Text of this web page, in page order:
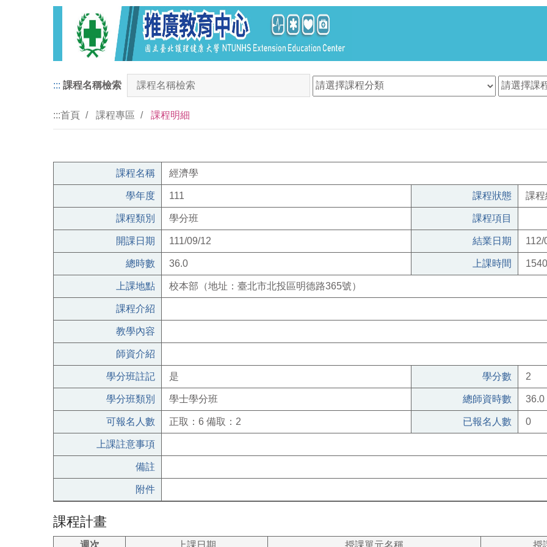
::: 課程名稱檢索
:::首頁 課程專區 課程明細
課程名稱 經濟學
學年度 111 課程狀態 課程
課程類別 學分班 課程項目
開課日期 111/09/12 結業日期 112/
總時數 36.0 上課時間
上課地點 校本部（地址：臺北市北投區明德路365號）
課程介紹
教學內容
師資介紹
學分班註記 是 學分數 2
學分班類別 學士學分班 總師資時數 36.0
可報名人數 正取：6 備取：2 已報名人數 0
上課註意事項
備註
附件
課程計畫